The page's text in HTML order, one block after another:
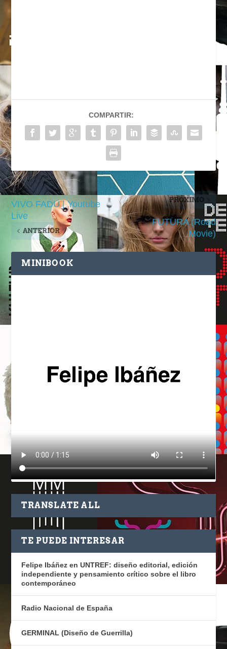
COMPARTIR:
VIVO FADU | Youtube
Live
ANTERIOR
PRÓXIMO
FUTURA (Road
Movie)
MINIBOOK
TRANSLATE ALL
TE PUEDE INTERESAR
Felipe Ibáñez en UNTREF: diseño editorial, edición
independiente y pensamiento crítico sobre el libro
contemporáneo
Radio Nacional de España
GERMINAL (Diseño de Guerrilla)